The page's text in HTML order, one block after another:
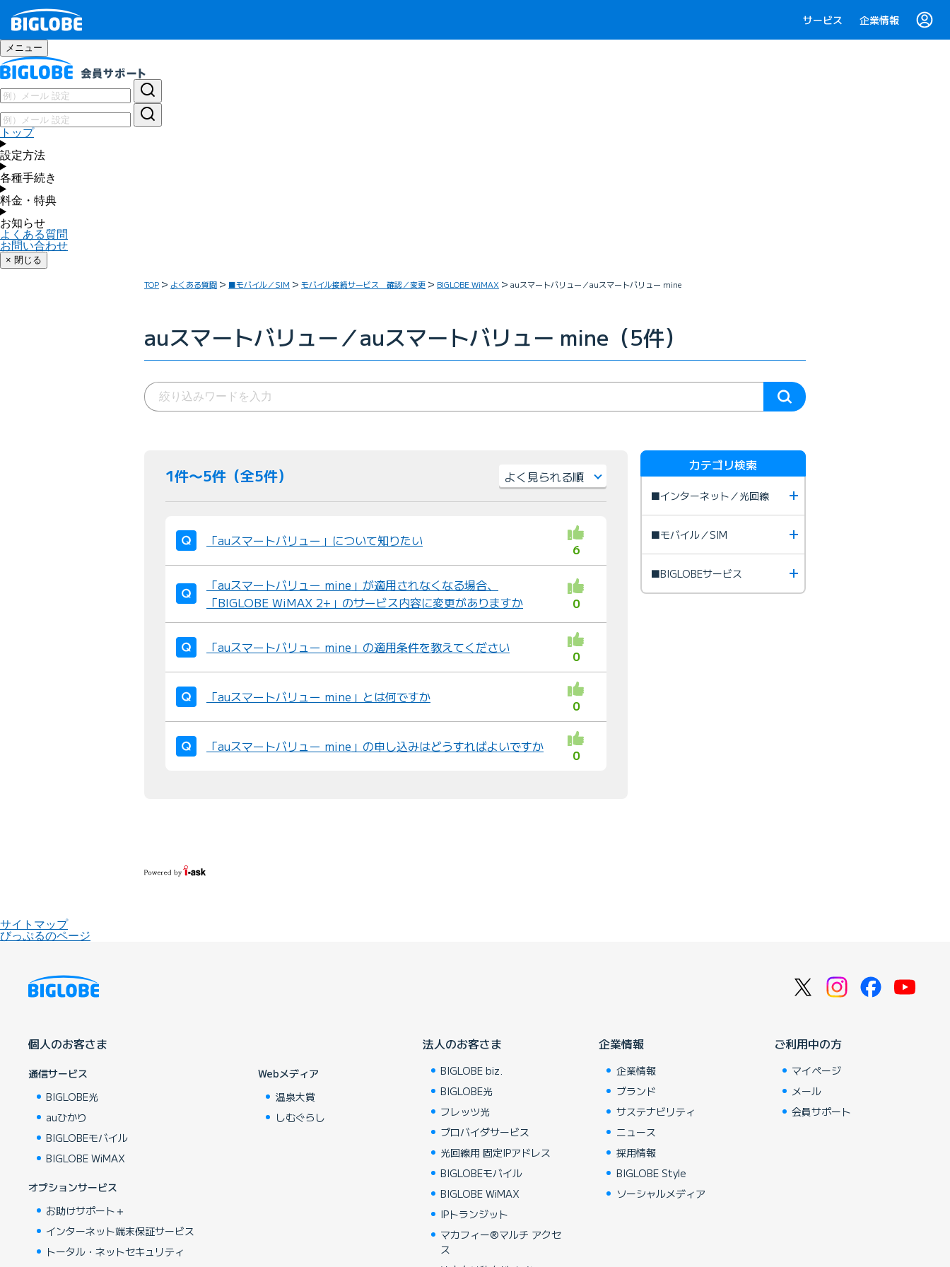
サービス 企業情報
メニュー
トップ
設定方法
各種手続き
料金・特典
お知らせ
よくある質問
お問い合わせ
× 閉じる
TOP よくある質問 ■モバイル／SIM モバイル接続サービス 確認／変更 BIGLOBE WiMAX auスマートバリュー／auスマートバリュー mine
auスマートバリュー／auスマートバリュー mine（5件）
1件〜5件（全5件）
並
「auスマートバリュー」について知りたい
6
「auスマートバリュー mine」が適用されなくなる場合、
「BIGLOBE WiMAX 2+」のサービス内容に変更がありますか
0
「auスマートバリュー mine」の適用条件を教えてください
0
「auスマートバリュー mine」とは何ですか
0
「auスマートバリュー mine」の申し込みはどうすればよいですか
0
カテゴリ検索
■インターネット／光回線
■モバイル／SIM
■BIGLOBEサービス
サイトマップ
びっぷるのページ
個人のお客さま
通信サービス
BIGLOBE光
auひかり
BIGLOBEモバイル
BIGLOBE WiMAX
オプションサービス
お助けサポート＋
インターネット端末保証サービス
トータル・ネットセキュリティ
Webメディア
温泉大賞
しむぐらし
法人のお客さま
BIGLOBE biz.
BIGLOBE光
フレッツ光
プロバイダサービス
光回線用 固定IPアドレス
BIGLOBEモバイル
BIGLOBE WiMAX
IPトランジット
マカフィー®マルチ アクセ
ス
企業情報
企業情報
ブランド
サステナビリティ
ニュース
採用情報
BIGLOBE Style
ソーシャルメディア
ご利用中の方
マイページ
メール
会員サポート